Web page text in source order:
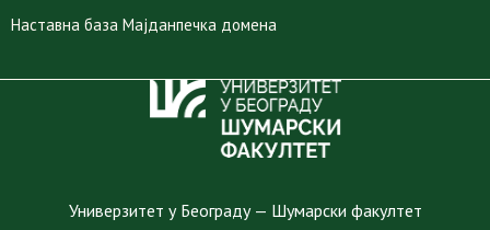
Наставна база Мајданпечка домена
Универзитет у Београду — Шумарски факултет